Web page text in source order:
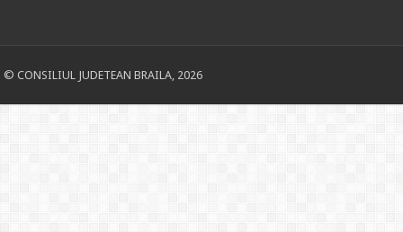
© CONSILIUL JUDETEAN BRAILA, 2026